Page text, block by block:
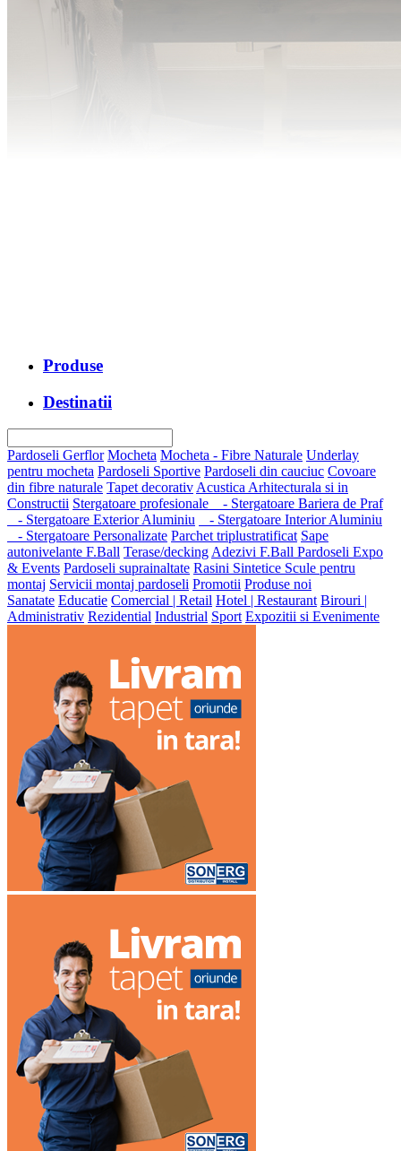
Produse
Destinatii
Pardoseli Gerflor Mocheta Mocheta - Fibre Naturale Underlay
pentru mocheta Pardoseli Sportive Pardoseli din cauciuc Covoare
din fibre naturale Tapet decorativAcustica Arhitecturala si in
Constructii Stergatoare profesionale
- Stergatoare Bariera de Praf
- Stergatoare Exterior Aluminiu
- Stergatoare Interior Aluminiu
- Stergatoare Personalizate Parchet triplustratificat Sape
autonivelante F.Ball Terase/deckingAdezivi F.Ball Pardoseli Expo
& Events Pardoseli suprainaltate Rasini Sintetice Scule pentru
montaj Servicii montaj pardoseli Promotii Produse noi
Sanatate Educatie Comercial | Retail Hotel | Restaurant Birouri |
Administrativ Rezidential Industrial Sport Expozitii si Evenimente